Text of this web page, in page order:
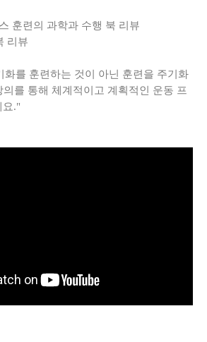
훈련의 과학과 수행 북 리뷰
리뷰
화를 훈련하는 것이 아닌 훈련을 주기화
를 통해 체계적이고 계획적인 운동 프
요."